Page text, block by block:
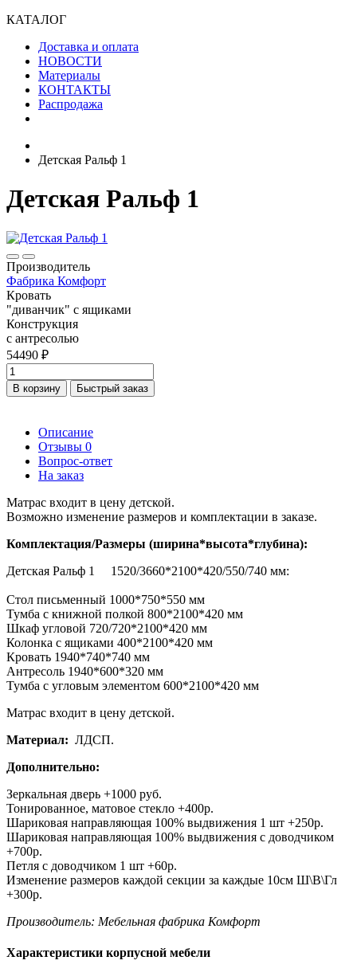
КАТАЛОГ
Доставка и оплата
НОВОСТИ
Материалы
КОНТАКТЫ
Распродажа
Детская Ральф 1
Детская Ральф 1
Производитель
Фабрика Комфорт
Кровать
"диванчик" с ящиками
Конструкция
с антресолью
54490 ₽
В корзину Быстрый заказ
Описание
Отзывы 0
Вопрос-ответ
На заказ
Матрас входит в цену детской.
Возможно изменение размеров и комплектации в заказе.
Комплектация/Размеры (ширина*высота*глубина):
Детская Ральф 1 1520/3660*2100*420/550/740 мм:
Стол письменный 1000*750*550 мм
Тумба с книжной полкой 800*2100*420 мм
Шкаф угловой 720/720*2100*420 мм
Колонка с ящиками 400*2100*420 мм
Кровать 1940*740*740 мм
Антресоль 1940*600*320 мм
Тумба с угловым элементом 600*2100*420 мм
Матрас входит в цену детской.
Материал: ЛДСП.
Дополнительно:
Зеркальная дверь +1000 руб.
Тонированное, матовое стекло +400р.
Шариковая направляющая 100% выдвижения 1 шт +250р.
Шариковая направляющая 100% выдвижения с доводчиком
+700р.
Петля с доводчиком 1 шт +60р.
Изменение размеров каждой секции за каждые 10см Ш\В\Гл
+300р.
Производитель: Мебельная фабрика Комфорт
Характеристики корпусной мебели